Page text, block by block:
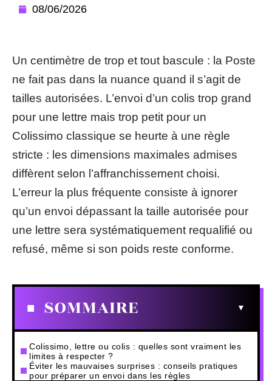
08/06/2026
Un centimètre de trop et tout bascule : la Poste
ne fait pas dans la nuance quand il s’agit de
tailles autorisées. L’envoi d’un colis trop grand
pour une lettre mais trop petit pour un
Colissimo classique se heurte à une règle
stricte : les dimensions maximales admises
diffèrent selon l’affranchissement choisi.
L’erreur la plus fréquente consiste à ignorer
qu’un envoi dépassant la taille autorisée pour
une lettre sera systématiquement requalifié ou
refusé, même si son poids reste conforme.
SOMMAIRE
Colissimo, lettre ou colis : quelles sont vraiment les
limites à respecter ?
Éviter les mauvaises surprises : conseils pratiques
pour préparer un envoi dans les règles